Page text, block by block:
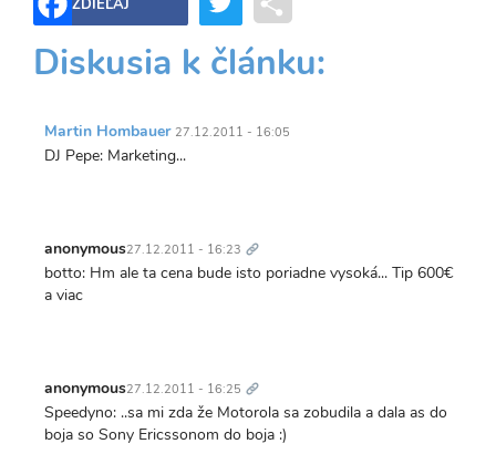
Diskusia k článku:
Martin Hombauer 27.12.2011 - 16:05
DJ Pepe: Marketing...
anonymous27.12.2011 - 16:23 odkaz
botto: Hm ale ta cena bude isto poriadne vysoká... Tip 600€
a viac
anonymous27.12.2011 - 16:25 odkaz
Speedyno: ..sa mi zda že Motorola sa zobudila a dala as do
boja so Sony Ericssonom do boja :)